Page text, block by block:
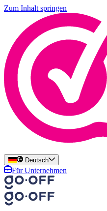
Zum Inhalt springen
Deutsch
Für Unternehmen